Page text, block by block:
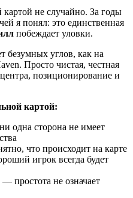
картой не случайно. За годы
я понял: это единственная
побеждает уловки.
безумных углов, как на
Просто чистая, честная
позиционирование и
картой:
одна сторона не имеет
что происходит на карте
игрок всегда будет
— простота не означает